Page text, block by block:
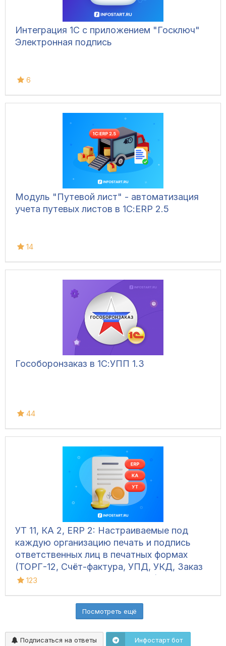
Интеграция 1С с приложением "Госключ"
Электронная подпись
6
Модуль "Путевой лист" - автоматизация
учета путевых листов в 1С:ERP 2.5
14
Гособоронзаказ в 1С:УПП 1.3
44
УТ 11, КА 2, ERP 2: Настраиваемые под
каждую организацию печать и подпись
ответственных лиц в печатных формах
(ТОРГ-12, Счёт-фактура, УПД, УКД, Заказ
клиента, Акт сверки, М-15 и др.)
123
Посмотреть ещё
Подписаться на ответы Инфостарт бот